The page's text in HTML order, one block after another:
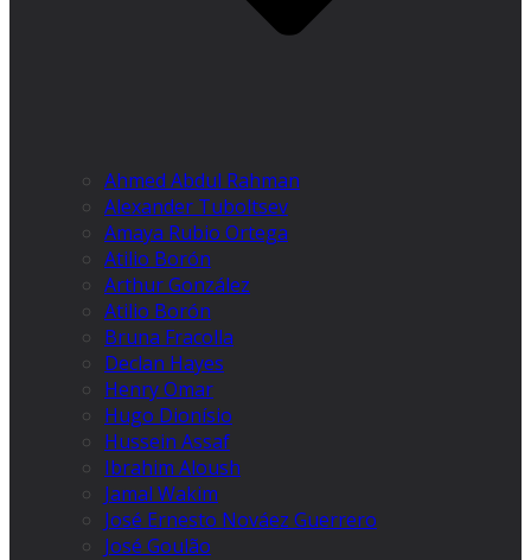
Ahmed Abdul Rahman
Alexander Tuboltsev
Amaya Rubio Ortega
Atilio Borón
Arthur González
Atilio Borón
Bruna Fracolla
Declan Hayes
Henry Omar
Hugo Dionísio
Hussein Assaf
Ibrahim Aloush
Jamal Wakim
José Ernesto Nováez Guerrero
José Goulão